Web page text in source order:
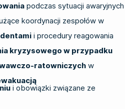
podczas sytuacji awaryjnych
koordynacji zespołów w
i procedury reagowania
kryzysowego w przypadku
ratowniczych w
i obowiązki związane ze